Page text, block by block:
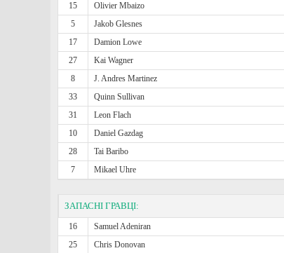
15
Olivier Mbaizo
5
Jakob Glesnes
17
Damion Lowe
27
Kai Wagner
8
J. Andres Martinez
33
Quinn Sullivan
31
Leon Flach
10
Daniel Gazdag
28
Tai Baribo
7
Mikael Uhre
ЗАПАСНІ ГРАВЦІ:
16 Samuel Adeniran
25
Chris Donovan